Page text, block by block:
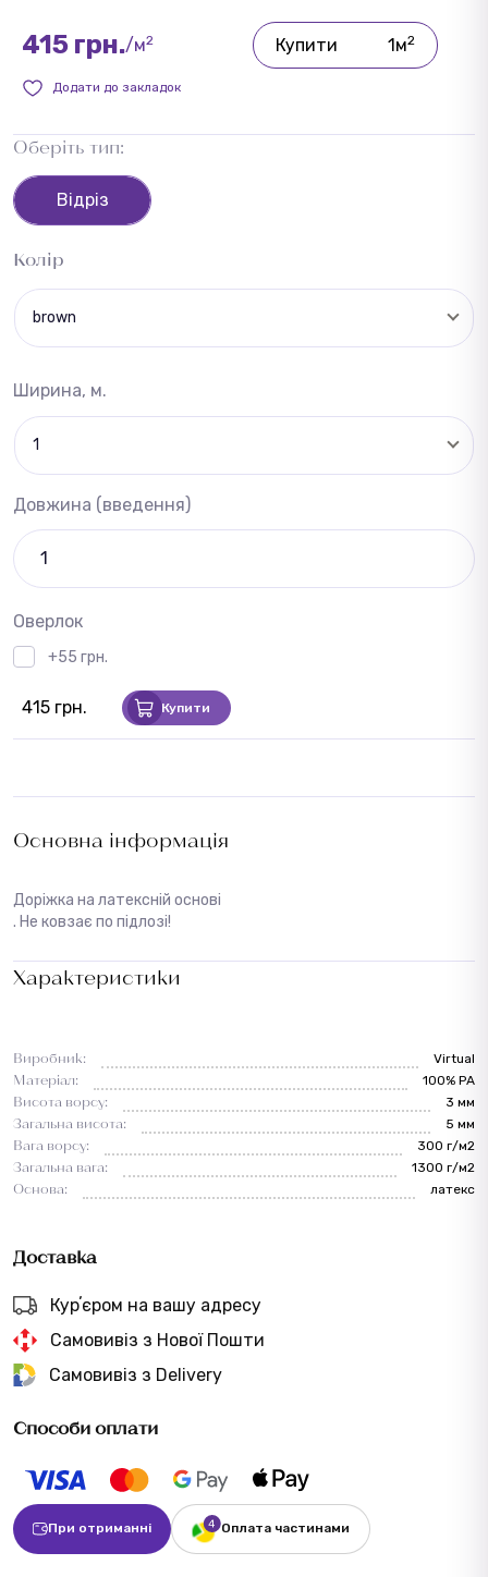
Основна інформація
Доріжка на латексній основі
. Не ковзає по підлозі!
Характеристики
Виробник:
Virtual
Матеріал:
100% PA
Висота ворсу:
3 мм
Загальна висота:
5 мм
Вага ворсу:
300 г/м2
Загальна вага:
1300 г/м2
Основа:
латекс
Доставка
Курʼєром на вашу адресу
Самовивіз з Нової Пошти
Самовивіз з Delivery
Способи оплати
При отриманні Оплата частинами
415 грн./м2 Купити 1м2
Додати до закладок
Оберіть тип:
Відріз
Колір
brown
Ширина, м.
1
Довжина (введення)
Оверлок
+55 грн.
415 грн. Купити